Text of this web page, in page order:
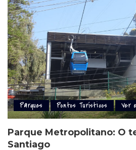
Parques Pontos Turísticos Ver
Parque Metropolitano: O
Santiago